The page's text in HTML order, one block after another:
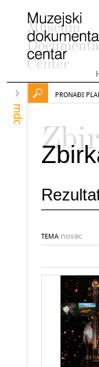
mdc
PRONAĐI
TEMA novac